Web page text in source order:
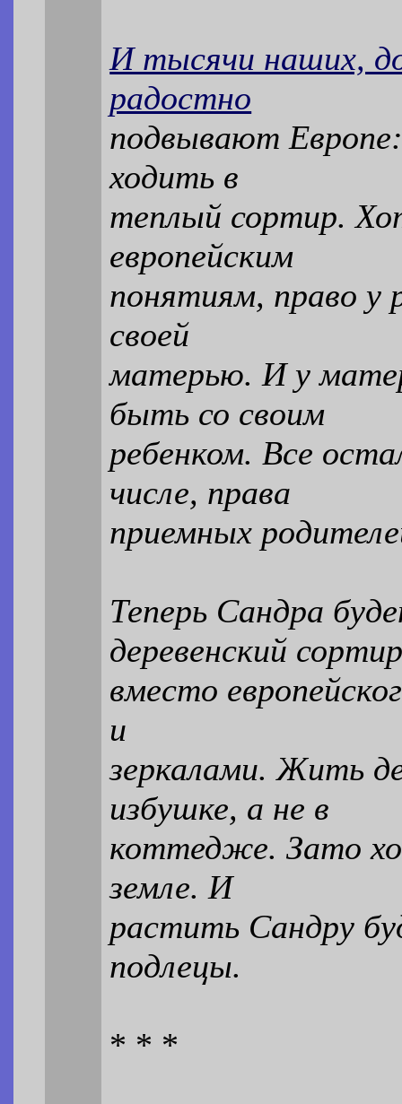
И тысячи наших,
радостно
подвывают
ходить в
теплый сортир.
европейским
понятиям, право у
своей
матерью. И у
быть со своим
ребенком. Все
числе, права
приемных
Теперь Сандра
деревенский
вместо
и
зеркалами. Жить
избушке, а не в
коттедже. Зато
земле. И
растить Сандру
подлецы.
* * *